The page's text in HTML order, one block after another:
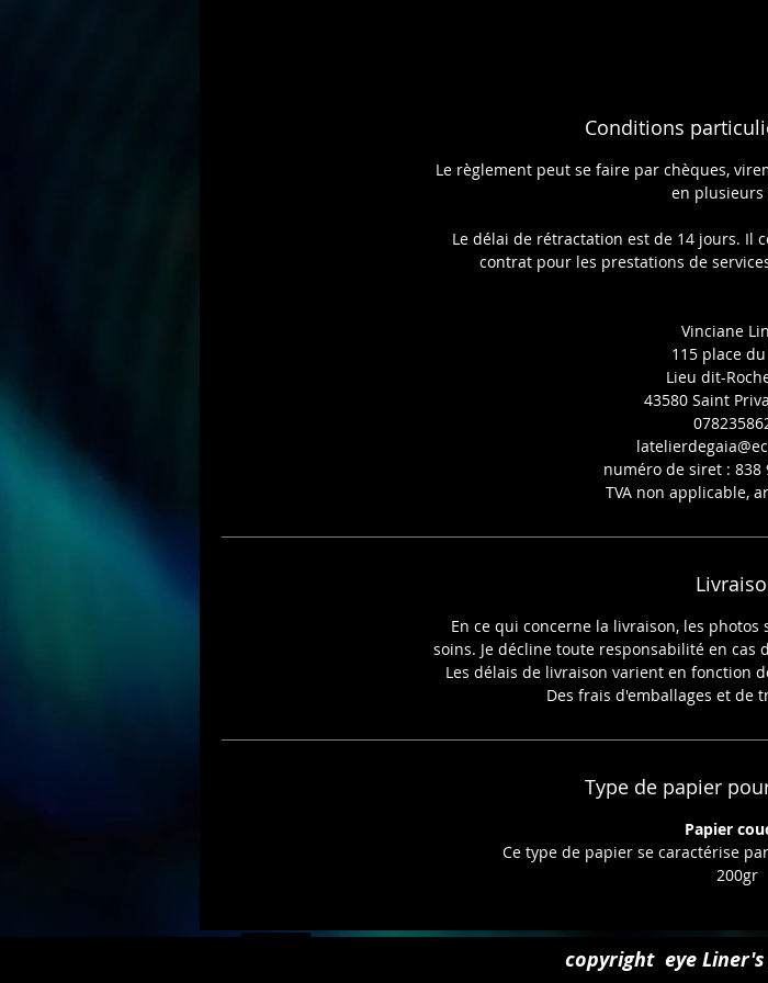
Conditions
Le règlement peut se faire par chèques,
en plusieurs
Le délai de rétractation est de 14 jours. Il
contrat pour les prestations de
Vinciane
115 place
Lieu dit-
43580 Saint
numéro de siret : 838
TVA non applicable,
En ce qui concerne la livraison, les
soins. Je décline toute responsabilité en cas
Les délais de livraison varient en fonction
Des frais d'emballages et de
Type de papier
Papier
Ce type de papier se caractérise
200gr
copyright eye